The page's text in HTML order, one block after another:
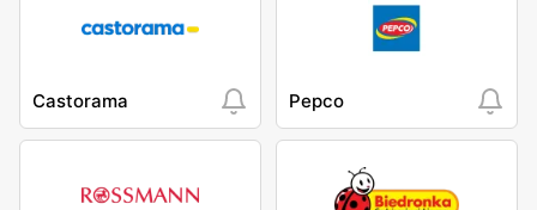
Castorama Pepco